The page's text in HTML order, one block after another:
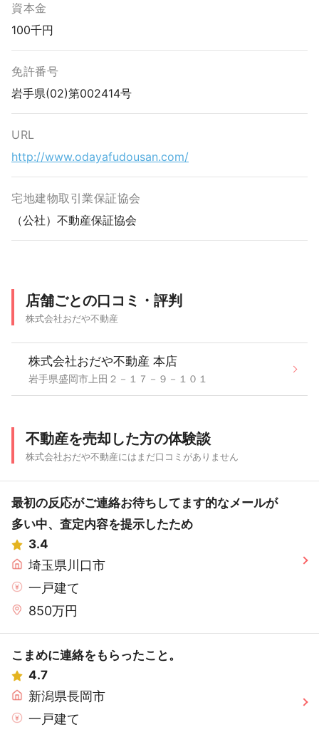
資本金
100千円
免許番号
岩手県(02)第002414号
URL
http://www.odayafudousan.com/
宅地建物取引業保証協会
（公社）不動産保証協会
店舗ごとの口コミ・評判
株式会社おだや不動産
株式会社おだや不動産 本店
岩手県盛岡市上田２－１７－９－１０１
不動産を売却した方の体験談
株式会社おだや不動産にはまだ口コミがありません
最初の反応がご連絡お待ちしてます的なメールが
多い中、査定内容を提示したため
3.4
埼玉県川口市
一戸建て
850万円
こまめに連絡をもらったこと。
4.7
新潟県長岡市
一戸建て